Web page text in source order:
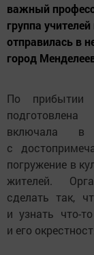
важный
группа
отправилась в
город
По прибытии
включала
с
погружение в
жителей.
сделать так,
и узнать что-
и его